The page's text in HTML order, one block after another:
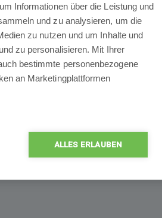
Packungsinhalt
Informationen über die Leistung und
und zu analysieren, um die
zu nutzen und um Inhalte und
zu personalisieren. Mit Ihrer
bestimmte personenbezogene
an Marketingplattformen
ALLES ERLAUBEN